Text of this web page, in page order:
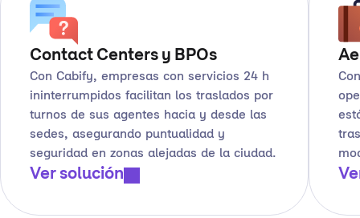
Contact Centers y BPOs
Con Cabify, empresas con servicios 24 h
ininterrumpidos facilitan los traslados por
turnos de sus agentes hacia y desde las
sedes, asegurando puntualidad y
seguridad en zonas alejadas de la ciudad.
Ver solución